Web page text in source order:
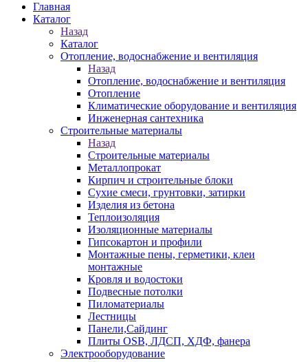
Главная
Каталог
Назад
Каталог
Отопление, водоснабжение и вентиляция
Назад
Отопление, водоснабжение и вентиляция
Отопление
Климатические оборудование и вентиляция
Инженерная сантехника
Строительные материалы
Назад
Строительные материалы
Металлопрокат
Кирпич и строительные блоки
Сухие смеси, грунтовки, затирки
Изделия из бетона
Теплоизоляция
Изоляционные материалы
Гипсокартон и профили
Монтажные пены, герметики, клеи
монтажные
Кровля и водостоки
Подвесные потолки
Пиломатериалы
Лестницы
Панели,Сайдинг
Плиты OSB, ЛДСП, ХДФ, фанера
Электрооборудование